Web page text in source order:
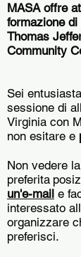
MASA offre
formazione
Thomas
Community
Sei
sessione di
Virginia con
non esitare e
Non vedere
preferita
un'e-mail e
interessato
organizzare
preferisci.